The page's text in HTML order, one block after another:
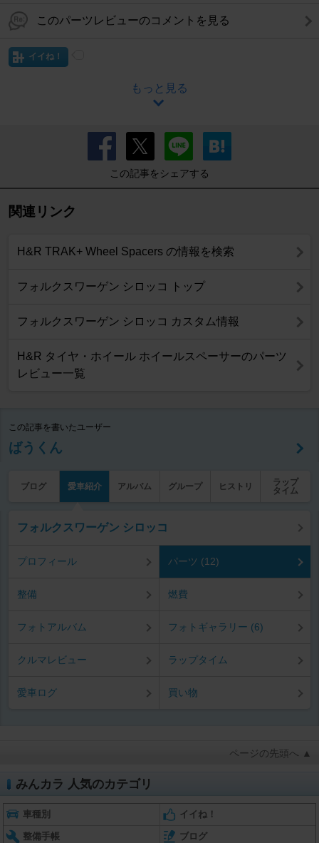
このパーツレビューのコメントを見る
イイね！
もっと見る
この記事をシェアする
関連リンク
H&R TRAK+ Wheel Spacers の情報を検索
フォルクスワーゲン シロッコ トップ
フォルクスワーゲン シロッコ カスタム情報
H&R タイヤ・ホイール ホイールスペーサーのパーツ
レビュー一覧
この記事を書いたユーザー
ばうくん
ブログ 愛車紹介 アルバム グループ ヒストリ
ラップ
タイム
フォルクスワーゲン シロッコ
プロフィール パーツ (12)
整備 燃費
フォトアルバム フォトギャラリー (6)
クルマレビュー ラップタイム
愛車ログ 買い物
ページの先頭へ ▲
みんカラ 人気のカテゴリ
車種別 イイね！
整備手帳 ブログ